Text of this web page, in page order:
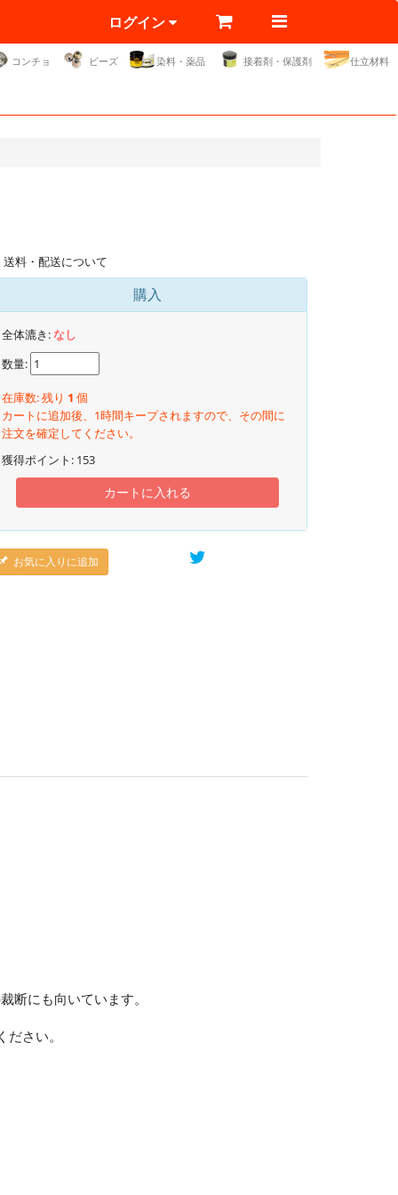
ログイン
コンチョ ビーズ 染料・薬品 接着剤・保護剤 仕立材料
送料・配送について
購入
全体漉き:なし
数量:
在庫数: 残り 1 個
カートに追加後、1時間キープされますので、その間に
注文を確定してください。
獲得ポイント: 153
カートに入れる
お気に入りに追加
断にも向いています。
さい。